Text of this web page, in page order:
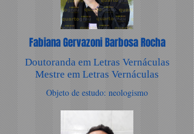
Fabiana Gervazoni Barbosa Rocha
Doutoranda em Letras Vernáculas
Mestre em Letras Vernáculas
Objeto de estudo: neologismo